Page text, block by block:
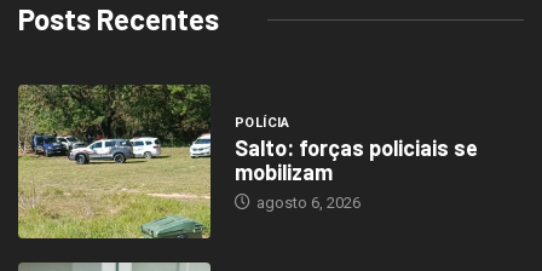
Posts Recentes
POLÍCIA
Salto: forças policiais se
mobilizam
agosto 6, 2026